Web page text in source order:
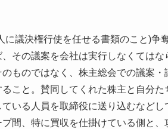
議決権行使を任せる書類のこと)争
その議案を会社は実行しなくては
ものではなく、株主総会での議案
こと。賛同してくれた株主と自分
いる人員を取締役に送り込むなど
間、特に買収を仕掛けている側と